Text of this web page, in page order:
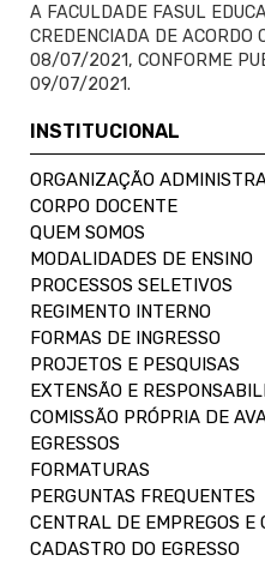
A FACULDADE FASUL
CREDENCIADA DE
08/07/2021, CONFORME
09/07/2021.
INSTITUCIONAL
ORGANIZAÇÃO
CORPO DOCENTE
QUEM SOMOS
MODALIDADES DE ENSINO
PROCESSOS SELETIVOS
REGIMENTO INTERNO
FORMAS DE INGRESSO
PROJETOS E PESQUISAS
EXTENSÃO E
COMISSÃO PRÓPRIA DE
EGRESSOS
FORMATURAS
PERGUNTAS FREQUENTES
CENTRAL DE EMPREGOS E
CADASTRO DO EGRESSO